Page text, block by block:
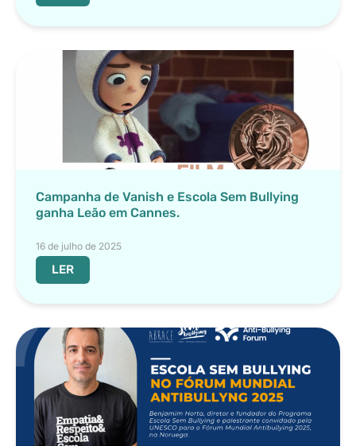
Campanha de Vanish e Escola Sem Bullying
ganha Leão em Cannes.
16 de julho de 2025
LER